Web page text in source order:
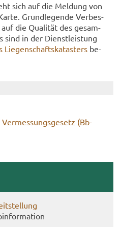
sich auf die Mel­dung von
Grund­le­gen­de Ver­bes­
die Qua­li­tät des ge­sam­
sind in der Dienst­leis­tung
Lie­gen­schafts­ka­tas­ters be­
Ver­mes­sungs­ge­setz (Bb­